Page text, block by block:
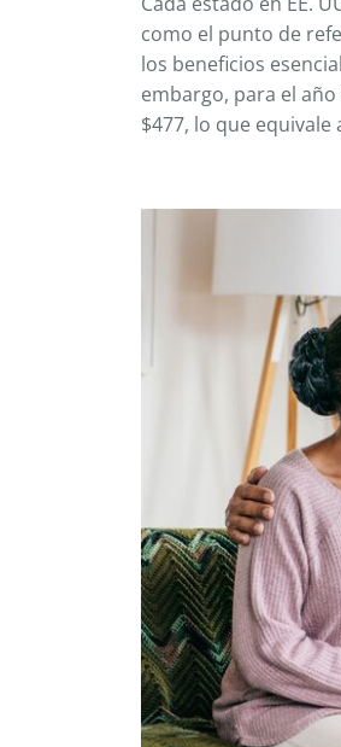
como el punto de
los beneficios
embargo, para el
$477, lo que equivale